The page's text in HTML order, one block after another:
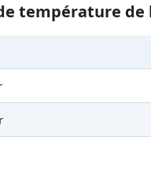
température